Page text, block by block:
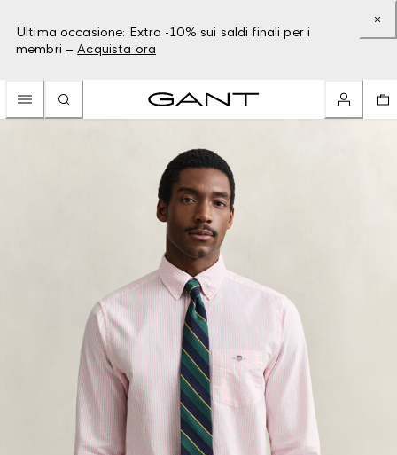
Ultima occasione: Extra -10% sui saldi finali per i
membri – Acquista ora